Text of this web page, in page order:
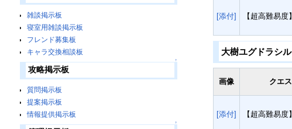
雑談掲示板
寝室用雑談掲示板
フレンド募集板
キャラ交換相談板
↑
攻略掲示板
質問掲示板
提案掲示板
情報提供掲示板
↑
[添付] 【超高難易
大樹ユグドラシ
画像 クエ
[添付] 【超高難易